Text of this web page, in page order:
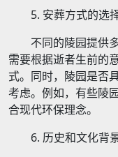
5. 安葬方式的选
不同的陵园提供
需要根据逝者生前的
式。同时，陵园是否
考虑。例如，有些陵
合现代环保理念。
6. 历史和文化背